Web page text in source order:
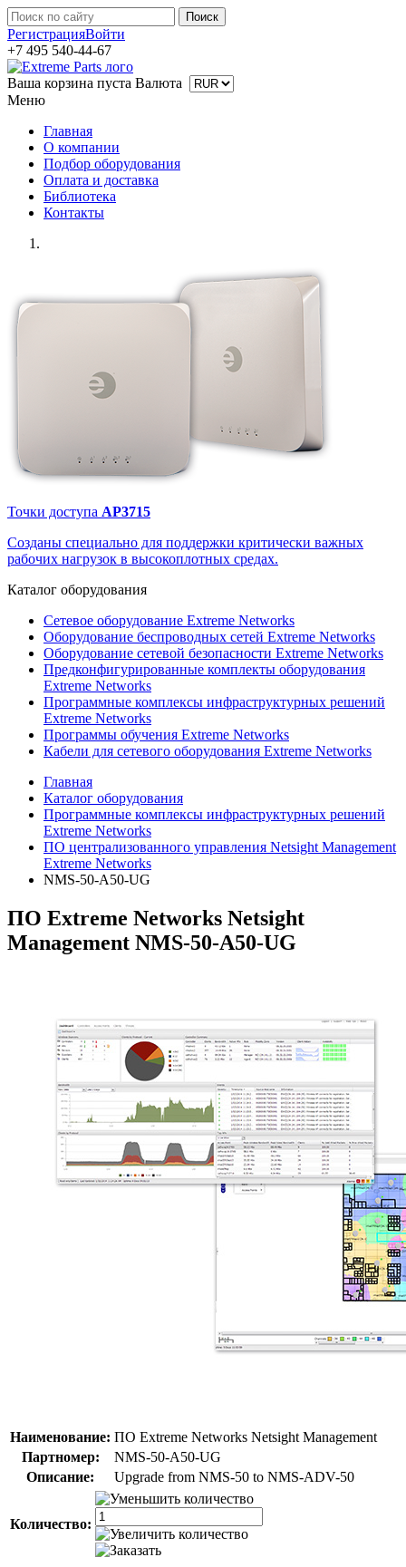
РегистрацияВойти
+7 495 540-44-67
Ваша корзина пуста Валюта
Меню
Главная
О компании
Подбор оборудования
Оплата и доставка
Библиотека
Контакты
Точки доступа AP3715
Созданы специально для поддержки критически важных
рабочих нагрузок в высокоплотных средах.
Каталог оборудования
Сетевое оборудование Extreme Networks
Оборудование беспроводных сетей Extreme Networks
Оборудование сетевой безопасности Extreme Networks
Предконфигурированные комплекты оборудования
Extreme Networks
Программные комплексы инфраструктурных решений
Extreme Networks
Программы обучения Extreme Networks
Кабели для сетевого оборудования Extreme Networks
Главная
Каталог оборудования
Программные комплексы инфраструктурных решений
Extreme Networks
ПО централизованного управления Netsight Management
Extreme Networks
NMS-50-A50-UG
ПО Extreme Networks Netsight
Management NMS-50-A50-UG
Наименование: ПО Extreme Networks Netsight Management
Партномер:
NMS-50-A50-UG
Описание:
Upgrade from NMS-50 to NMS-ADV-50
Количество: